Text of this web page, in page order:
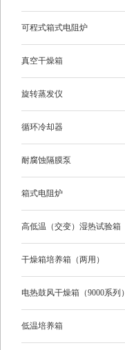
可程式箱式电阻炉
真空干燥箱
旋转蒸发仪
循环冷却器
耐腐蚀隔膜泵
箱式电阻炉
高低温（交变）湿热试验箱
干燥箱培养箱（两用）
电热鼓风干燥箱（9000系列）
低温培养箱